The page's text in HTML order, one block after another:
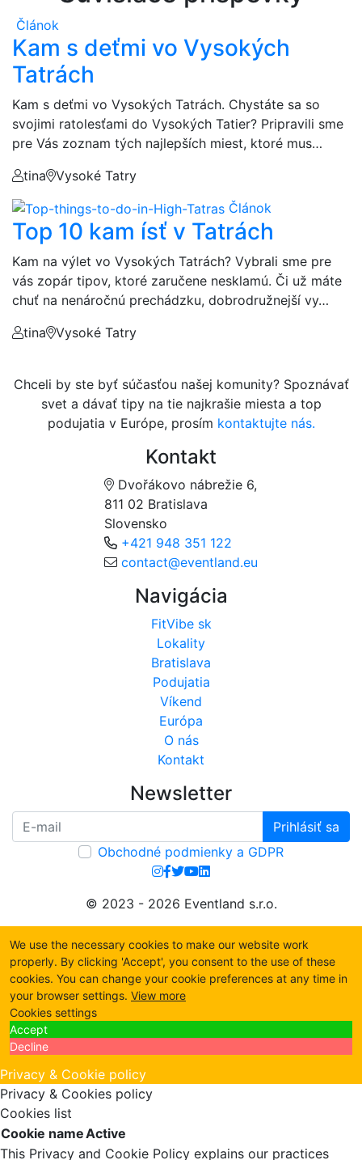
Článok
Kam s deťmi vo Vysokých
Tatrách
Kam s deťmi vo Vysokých Tatrách. Chystáte sa so
svojimi ratolesťami do Vysokých Tatier? Pripravili sme
pre Vás zoznam tých najlepších miest, ktoré mus…
tina
Vysoké Tatry
Článok
Top 10 kam ísť v Tatrách
Kam na výlet vo Vysokých Tatrách? Vybrali sme pre
vás zopár tipov, ktoré zaručene nesklamú. Či už máte
chuť na nenáročnú prechádzku, dobrodružnejší vy…
tina
Vysoké Tatry
Chceli by ste byť súčasťou našej komunity? Spoznávať
svet a dávať tipy na tie najkrašie miesta a top
podujatia v Európe, prosím kontaktujte nás.
Kontakt
Dvořákovo nábrežie 6,
811 02 Bratislava
Slovensko
+421 948 351 122
contact@eventland.eu
Navigácia
FitVibe sk
Lokality
Bratislava
Podujatia
Víkend
Európa
O nás
Kontakt
Newsletter
Prihlásiť sa
Obchodné podmienky a GDPR
© 2023 - 2026 Eventland s.r.o.
We use the necessary cookies to make our website work
properly. By clicking 'Accept', you consent to the use of these
cookies. You can change your cookie preferences at any time in
your browser settings. View more
Cookies settings
Accept
Decline
Privacy & Cookie policy
Privacy & Cookies policy
Cookies list
Cookie nameActive
This Privacy and Cookie Policy explains our practices